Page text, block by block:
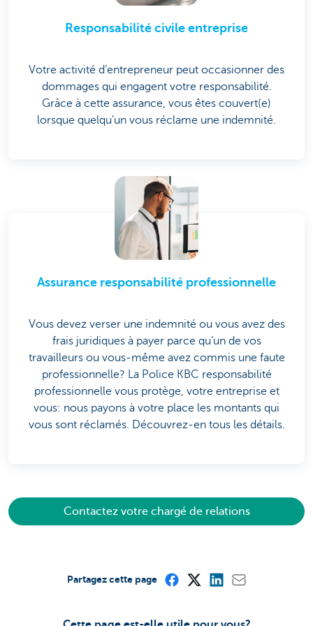
Responsabilité civile entreprise
Votre activité d’entrepreneur peut occasionner des
dommages qui engagent votre responsabilité.
Grâce à cette assurance, vous êtes couvert(e)
lorsque quelqu’un vous réclame une indemnité.
Assurance responsabilité professionnelle
Vous devez verser une indemnité ou vous avez des
frais juridiques à payer parce qu’un de vos
travailleurs ou vous-même avez commis une faute
professionnelle? La Police KBC responsabilité
professionnelle vous protège, votre entreprise et
vous: nous payons à votre place les montants qui
vous sont réclamés. Découvrez-en tous les détails.
Contactez votre chargé de relations
Partagez cette page